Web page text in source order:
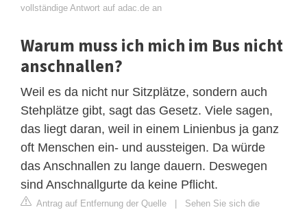
vollständige Antwort auf adac.de an
Warum muss ich mich im Bus nicht
anschnallen?
Weil es da nicht nur Sitzplätze, sondern auch
Stehplätze gibt, sagt das Gesetz. Viele sagen,
das liegt daran, weil in einem Linienbus ja ganz
oft Menschen ein- und aussteigen. Da würde
das Anschnallen zu lange dauern. Deswegen
sind Anschnallgurte da keine Pflicht.
Antrag auf Entfernung der Quelle | Sehen Sie sich die